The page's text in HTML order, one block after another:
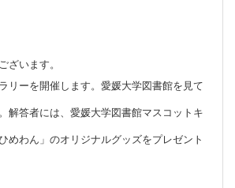
ざいます。
リーを開催します。愛媛大学図書館を見て
解答者には、愛媛大学図書館マスコットキ
めわん」のオリジナルグッズをプレゼント